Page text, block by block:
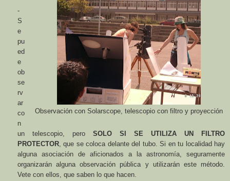
Observación con Solarscope, telescopio con filtro y proyección
-
S
e
pu
ed
e
ob
se
rv
ar
co
n
un telescopio, pero SOLO SI SE UTILIZA UN FILTRO
PROTECTOR , que se coloca delante del tubo. Si en tu localidad hay
alguna asociación de aficionados a la astronomía, seguramente
organizarán alguna observación pública y utilizarán este método.
Vete con ellos, que saben lo que hacen.